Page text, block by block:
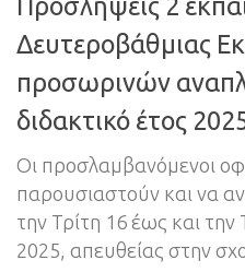
Δευτεροβάθμιας
προσωρινών
διδακτικό έτος
Οι προσλαμβανόμενοι
παρουσιαστούν και να
την Τρίτη 16 έως και
2025, απευθείας στην